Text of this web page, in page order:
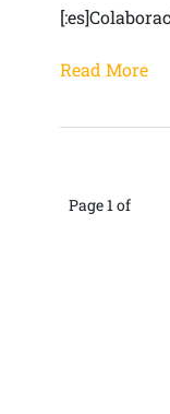
Read More
Page 1 of